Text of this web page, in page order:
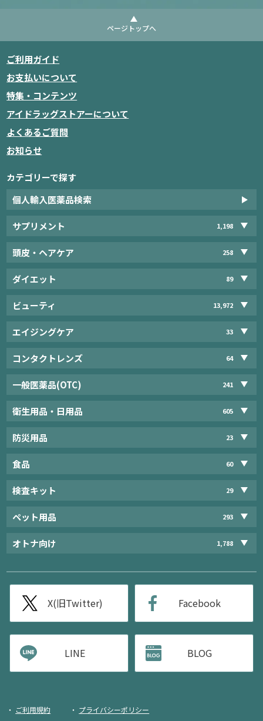
ページトップへ
ご利用ガイド
お支払いについて
特集・コンテンツ
アイドラッグストアーについて
よくあるご質問
お知らせ
カテゴリーで探す
個人輸入医薬品検索
サプリメント 1,198
頭皮・ヘアケア 258
ダイエット 89
ビューティ 13,972
エイジングケア 33
コンタクトレンズ 64
一般医薬品(OTC) 241
衛生用品・日用品 605
防災用品 23
食品 60
検査キット 29
ペット用品 293
オトナ向け 1,788
X(旧Twitter) Facebook
LINE BLOG
ご利用規約
プライバシーポリシー